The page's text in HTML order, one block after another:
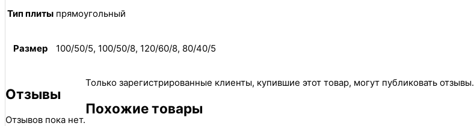
Тип плиты прямоугольный
Размер 100/50/5, 100/50/8, 120/60/8, 80/40/5
Отзывы
Отзывов пока нет.
Только зарегистрированные клиенты, купившие этот товар, могут публиковать отзывы.
Похожие товары